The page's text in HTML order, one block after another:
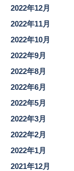
2022年12月
2022年11月
2022年10月
2022年9月
2022年8月
2022年6月
2022年5月
2022年3月
2022年2月
2022年1月
2021年12月